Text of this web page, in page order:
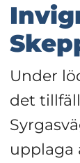
Under
det
upplaga